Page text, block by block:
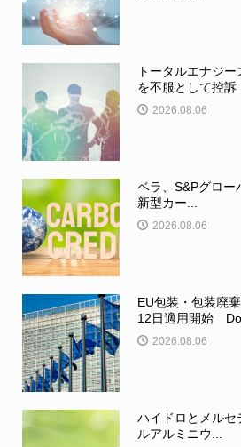
トータルエナジ
を不服として控訴
2026.08.06
ベラ、S&Pグロー
新型カー...
2026.08.06
EU包装・包装廃
12日適用開始
2026.08.06
ハイドロとメルセ
ルアルミニウ...